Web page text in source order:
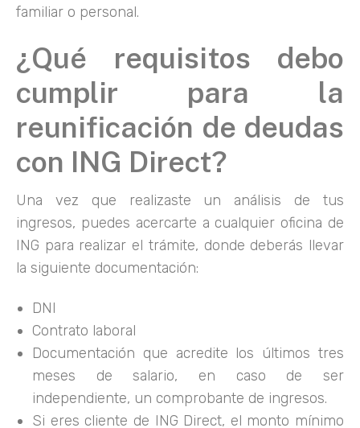
familiar o personal.
¿Qué requisitos debo
cumplir para la
reunificación de deudas
con ING Direct?
Una vez que realizaste un análisis de tus
ingresos, puedes acercarte a cualquier oficina de
ING para realizar el trámite, donde deberás llevar
la siguiente documentación:
DNI
Contrato laboral
Documentación que acredite los últimos tres
meses de salario, en caso de ser
independiente, un comprobante de ingresos.
Si eres cliente de ING Direct, el monto mínimo